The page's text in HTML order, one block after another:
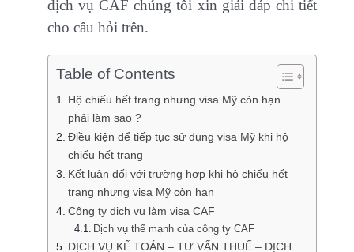
dịch vụ CAF chúng tôi xin giải đáp chi tiết
cho câu hỏi trên.
Table of Contents
Hộ chiếu hết trang nhưng visa Mỹ còn hạn
phải làm sao ?
Điều kiện để tiếp tục sử dụng visa Mỹ khi hộ
chiếu hết trang
Kết luận đối với trường hợp khi hộ chiếu hết
trang nhưng visa Mỹ còn hạn
Công ty dịch vụ làm visa CAF
Dịch vụ thế mạnh của công ty CAF
DỊCH VỤ KẾ TOÁN – TƯ VẤN THUẾ – DỊCH